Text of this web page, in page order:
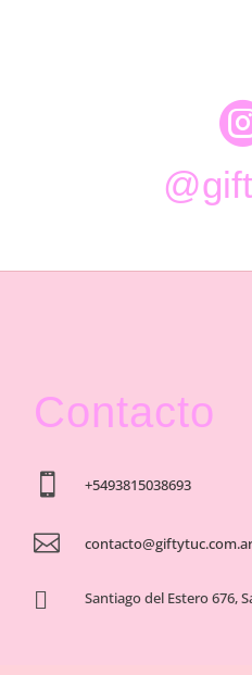
Contacto
 +5493815038693

 Santiago del Estero 676,